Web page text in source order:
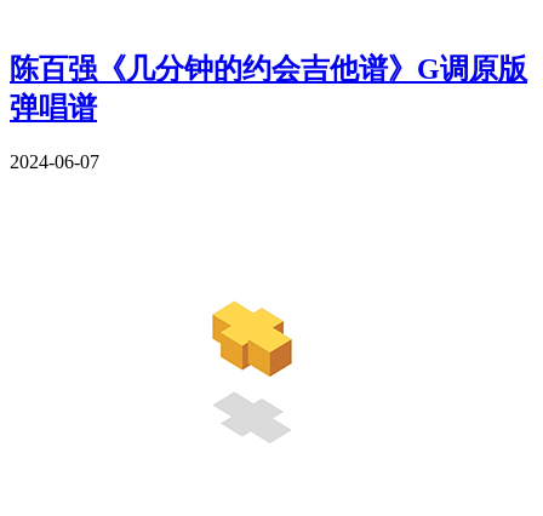
陈百强《几分钟的约会吉他谱》G调原版
弹唱谱
2024-06-07